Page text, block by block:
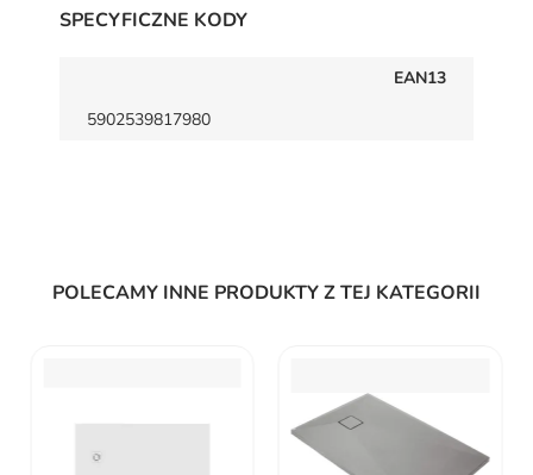
SPECYFICZNE KODY
EAN13
5902539817980
POLECAMY INNE PRODUKTY Z TEJ KATEGORII